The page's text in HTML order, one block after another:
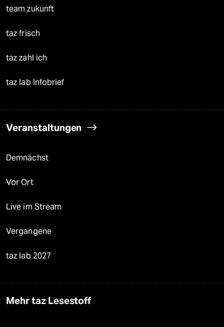
team zukunft
taz frisch
taz zahl ich
taz lab Infobrief
Veranstaltungen
Demnächst
Vor Ort
Live im Stream
Vergangene
taz lab 2027
Mehr taz Lesestoff